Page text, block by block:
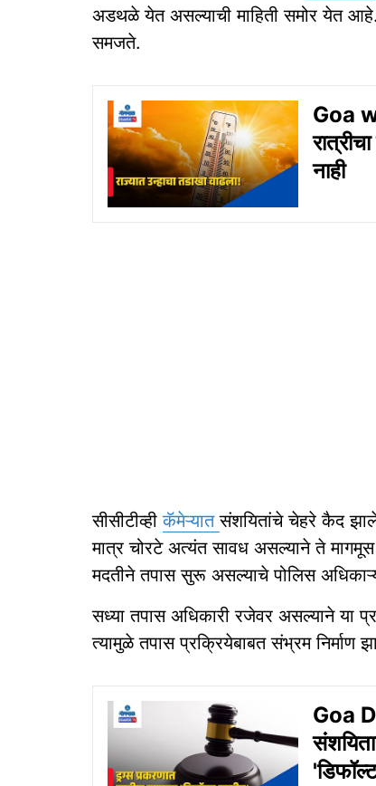
अडथळे येत असल्याची माहिती समोर येत आहे.
समजते.
Goa
नाही
सीसीटीव्हीकॅमेऱ्यातसंशयितांचे चेहरे कैद झाले
मात्र चोरटे अत्यंत सावध असल्याने ते
मदतीने तपास सुरू असल्याचे पोलिस
सध्या तपास अधिकारी रजेवर असल्याने या
त्यामुळे तपास प्रक्रियेबाबत संभ्रम निर्माण
Goa